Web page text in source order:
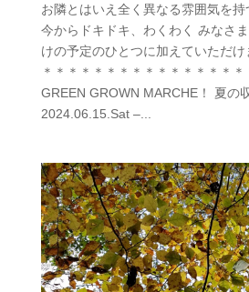
お隣とはいえ全く異なる雰囲気を
今からドキドキ、わくわく みなさ
けの予定のひとつに加えていただけ
＊＊＊＊＊＊＊＊＊＊＊＊＊＊＊＊
GREEN GROWN MARCHE！ 夏の
2024.06.15.Sat –...